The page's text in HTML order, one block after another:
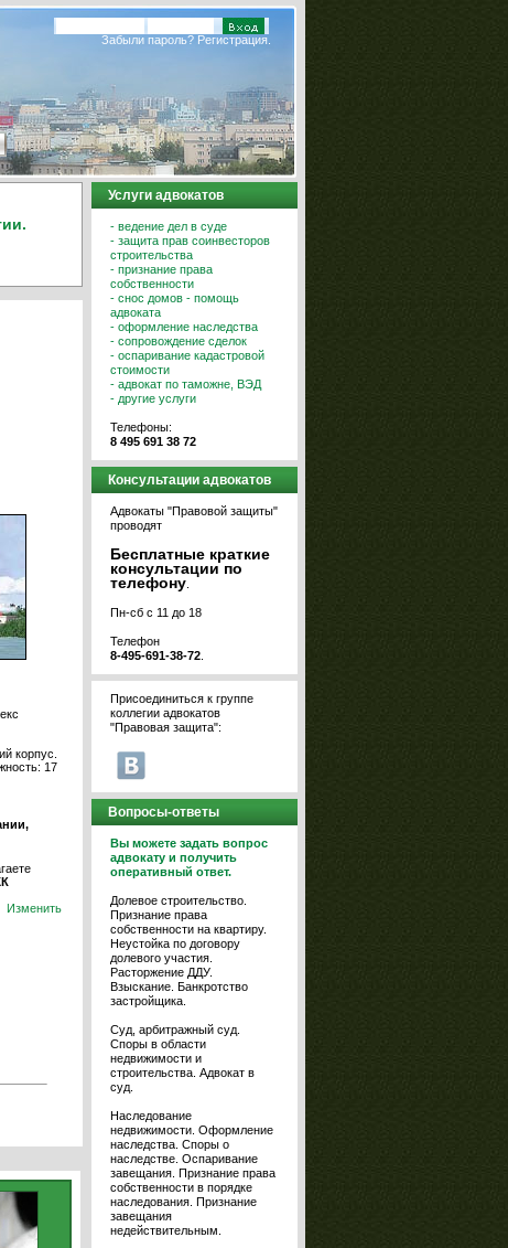
Забыли пароль? Регистрация.
корпус.
17
Изменить
Услуги адвокатов
- ведение дел в суде
- защита прав соинвесторов
строительства
- признание права
собственности
- снос домов - помощь
адвоката
- оформление наследства
- сопровождение сделок
- оспаривание кадастровой
стоимости
- адвокат по таможне, ВЭД
- другие услуги
Телефоны:
8 495 691 38 72
Консультации адвокатов
Адвокаты "Правовой защиты"
проводят
Бесплатные краткие
консультации по
телефону
Пн-сб с 11 до 18
Телефон
8-495-691-38-72
Присоединиться к группе
коллегии адвокатов
"Правовая защита":
Вопросы-ответы
Вы можете задать вопрос
адвокату и получить
оперативный ответ.
Долевое строительство.
Признание права
собственности на квартиру.
Неустойка по договору
долевого участия.
Расторжение ДДУ.
Взыскание. Банкротство
застройщика.
Суд, арбитражный суд.
Споры в области
недвижимости и
строительства. Адвокат в
суд.
Наследование
недвижимости. Оформление
наследства. Споры о
наследстве. Оспаривание
завещания. Признание права
собственности в порядке
наследования. Признание
завещания
недействительным.